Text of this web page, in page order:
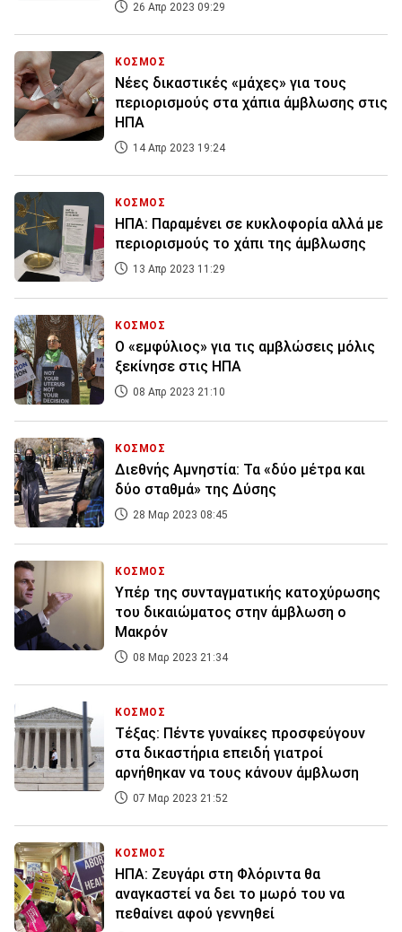
26 Απρ 2023 09:29
ΚΟΣΜΟΣ
Νέες δικαστικές «μάχες» για τους
περιορισμούς στα χάπια άμβλωσης στις
ΗΠΑ
14 Απρ 2023 19:24
ΚΟΣΜΟΣ
ΗΠΑ: Παραμένει σε κυκλοφορία αλλά με
περιορισμούς το χάπι της άμβλωσης
13 Απρ 2023 11:29
ΚΟΣΜΟΣ
Ο «εμφύλιος» για τις αμβλώσεις μόλις
ξεκίνησε στις ΗΠΑ
08 Απρ 2023 21:10
ΚΟΣΜΟΣ
Διεθνής Αμνηστία: Τα «δύο μέτρα και
δύο σταθμά» της Δύσης
28 Μαρ 2023 08:45
ΚΟΣΜΟΣ
Υπέρ της συνταγματικής κατοχύρωσης
του δικαιώματος στην άμβλωση ο
Μακρόν
08 Μαρ 2023 21:34
ΚΟΣΜΟΣ
Τέξας: Πέντε γυναίκες προσφεύγουν
στα δικαστήρια επειδή γιατροί
αρνήθηκαν να τους κάνουν άμβλωση
07 Μαρ 2023 21:52
ΚΟΣΜΟΣ
ΗΠΑ: Ζευγάρι στη Φλόριντα θα
αναγκαστεί να δει το μωρό του να
πεθαίνει αφού γεννηθεί